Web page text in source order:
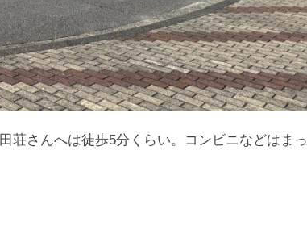
荘さんへは徒歩5分くらい。コンビニなどはまっ